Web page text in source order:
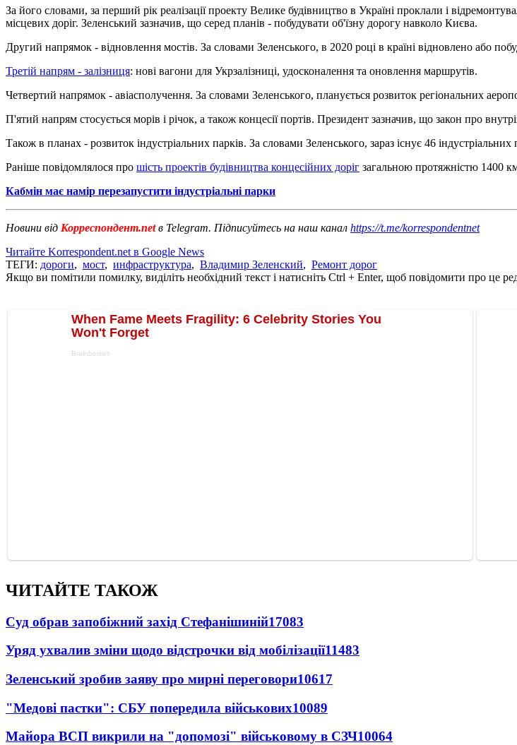
За його словами, за перший рік реалізації проекту Велике будівництво в Україні проклали і
місцевих доріг. Зеленський зазначив, що серед планів - побудувати об'їзну дорогу навколо Києва.
Другий напрямок - відновлення мостів. За словами Зеленського, в 2020 році в країні відновлено або
Третій напрям - залізниця: нові вагони для Укрзалізниці, удосконалення та оновлення маршрутів.
Четвертий напрямок - авіасполучення. За словами Зеленського, планується розвиток регіональних
П'ятий напрям стосується морів і річок, а також концесії портів. Президент зазначив, що закон про
Також в планах - розвиток індустріальних парків. За словами Зеленського, зараз існує 46 індустріальних
Раніше повідомлялося про шість проектів будівництва концесійних доріг загальною протяжністю 1400
Кабмін має намір перезапустити індустріальні парки
Новини від Корреспондент.netв Telegram. Підписуйтесь на наш канал https://t.me/korrespondentnet
Читайте Korrespondent.net в Google News
ТЕГИ: дороги, мост, инфраструктура, Владимир Зеленский, Ремонт дорог
Якщо ви помітили помилку, виділіть необхідний текст і натисніть Ctrl + Enter, щоб повідомити про це
ЧИТАЙТЕ ТАКОЖ
Суд обрав запобіжний захід Стефанішиній17083
Уряд ухвалив зміни щодо відстрочки від мобілізації11483
Зеленський зробив заяву про мирні переговори10617
"Медові пастки": СБУ попередила військових10089
Майора ВСП викрили на "допомозі" військовому в СЗЧ10064